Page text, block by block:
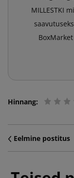
MILLESTKI
Hinnang:
Eelmine postitus